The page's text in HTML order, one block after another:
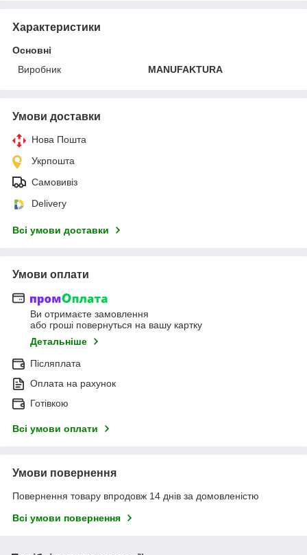
Характеристики
Основні
Виробник
MANUFAKTURA
Умови доставки
Нова Пошта
Укрпошта
Самовивіз
Delivery
Всі умови доставки
Умови оплати
Ви отримаєте замовлення
або гроші повернуться на вашу картку
Детальніше
Післяплата
Оплата на рахунок
Готівкою
Всі умови оплати
Умови повернення
Повернення товару впродовж 14 днів за домовленістю
Всі умови повернення